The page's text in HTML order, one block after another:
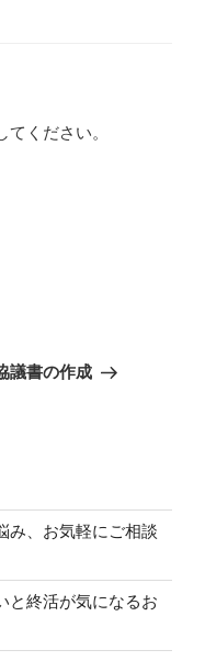
てください。
議書の作成
み、お気軽にご相談
と終活が気になるお